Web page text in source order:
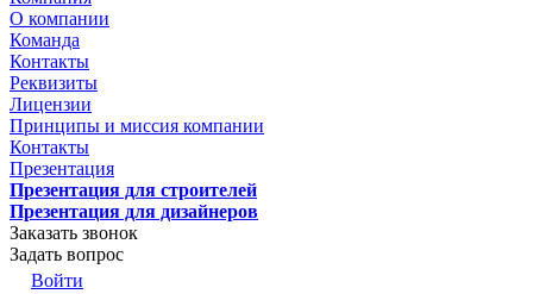
О компании
Команда
Контакты
Реквизиты
Лицензии
Принципы и миссия компании
Контакты
Презентация
Презентация для строителей
Презентация для дизайнеров
Заказать звонок
Задать вопрос
Войти